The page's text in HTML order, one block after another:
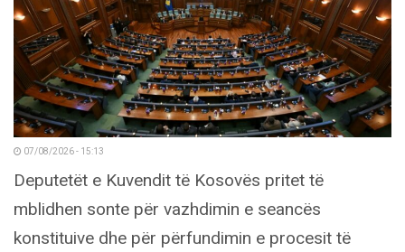
07/08/2026 - 15:13
Deputetët e Kuvendit të Kosovës pritet të
mblidhen sonte për vazhdimin e seancës
konstituive dhe për përfundimin e procesit të